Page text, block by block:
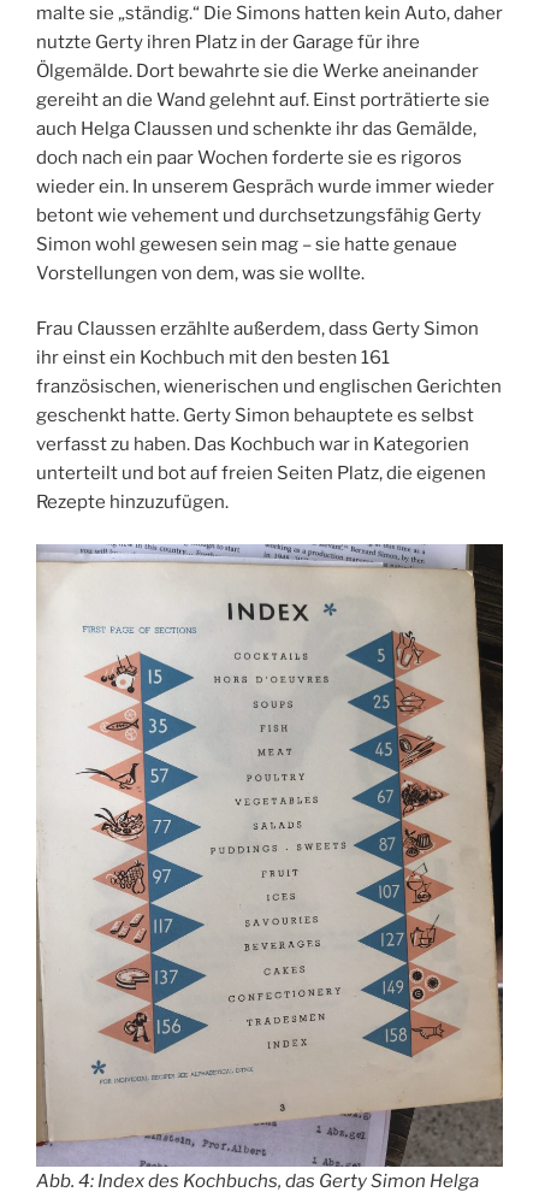
malte sie „ständig.“ Die Simons hatten kein Auto, daher
nutzte Gerty ihren Platz in der Garage für ihre
Ölgemälde. Dort bewahrte sie die Werke aneinander
gereiht an die Wand gelehnt auf. Einst porträtierte sie
auch Helga Claussen und schenkte ihr das Gemälde,
doch nach ein paar Wochen forderte sie es rigoros
wieder ein. In unserem Gespräch wurde immer wieder
betont wie vehement und durchsetzungsfähig Gerty
Simon wohl gewesen sein mag – sie hatte genaue
Vorstellungen von dem, was sie wollte.
Frau Claussen erzählte außerdem, dass Gerty Simon
ihr einst ein Kochbuch mit den besten 161
französischen, wienerischen und englischen Gerichten
geschenkt hatte. Gerty Simon behauptete es selbst
verfasst zu haben. Das Kochbuch war in Kategorien
unterteilt und bot auf freien Seiten Platz, die eigenen
Rezepte hinzuzufügen.
Abb. 4: Index des Kochbuchs, das Gerty Simon Helga